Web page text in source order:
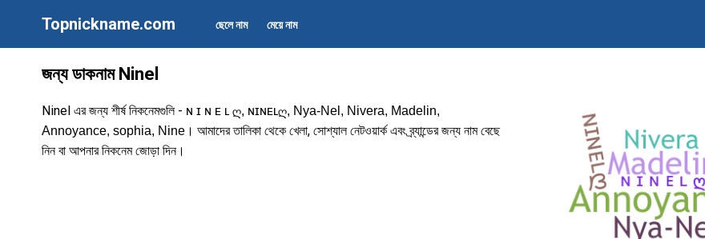
Topnickname.com ছেলে নাম মেয়ে নাম
জন্য ডাকনাম Ninel
Ninel এর জন্য শীর্ষ নিকনেমগুলি - ɴ ɪ ɴ ᴇ ʟ ღ, ɴɪɴᴇʟღ, Nya-Nel, Nivera, Madelin,
Annoyance, sophia, Nine । আমাদের তালিকা থেকে খেলা, সোশ্যাল নেটওয়ার্ক এবং ব্র্যান্ডের জন্য নাম বেছে
নিন বা আপনার নিকনেম জোড়া দিন।